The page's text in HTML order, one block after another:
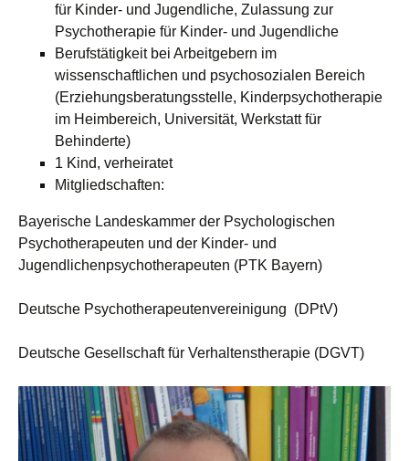
für Kinder- und Jugendliche, Zulassung zur
Psychotherapie für Kinder- und Jugendliche
Berufstätigkeit bei Arbeitgebern im
wissenschaftlichen und psychosozialen Bereich
(Erziehungsberatungsstelle, Kinderpsychotherapie
im Heimbereich, Universität, Werkstatt für
Behinderte)
1 Kind, verheiratet
Mitgliedschaften:
Bayerische Landeskammer der Psychologischen
Psychotherapeuten und der Kinder- und
Jugendlichenpsychotherapeuten (PTK Bayern)
Deutsche Psychotherapeutenvereinigung (DPtV)
Deutsche Gesellschaft für Verhaltenstherapie (DGVT)